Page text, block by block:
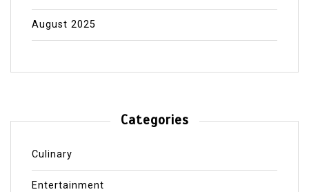
August 2025
Categories
Culinary
Entertainment